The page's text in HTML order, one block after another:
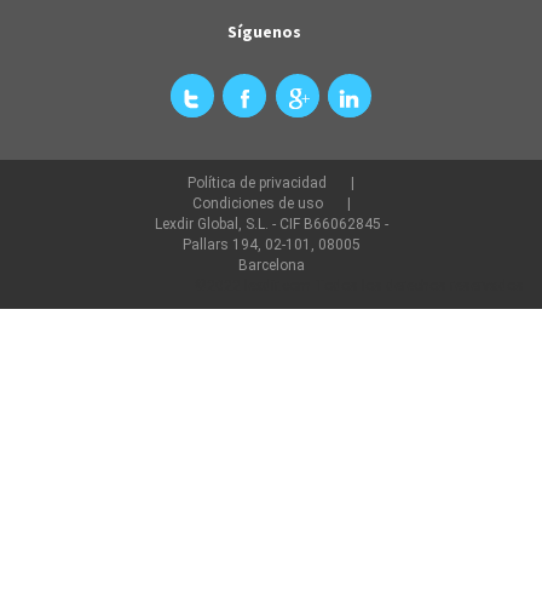
Síguenos
Política de privacidad
Condiciones de uso
Lexdir Global, S.L. - CIF B66062845 -
Pallars 194, 02-101, 08005
Barcelona